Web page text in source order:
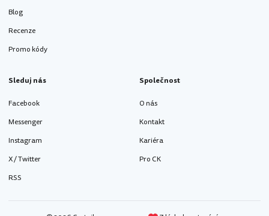
Blog
Recenze
Promo kódy
Sleduj nás
Facebook
Messenger
Instagram
X / Twitter
RSS
Společnost
O nás
Kontakt
Kariéra
Pro CK